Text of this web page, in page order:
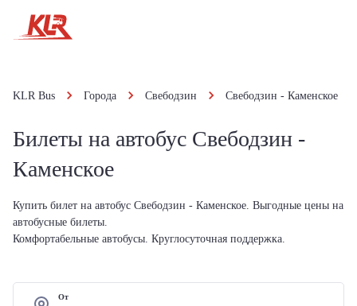
KLR Bus Города Свебодзин Свебодзин - Каменское
Билеты на автобус Свебодзин -
Каменское
Купить билет на автобус Свебодзин - Каменское. Выгодные цены на
автобусные билеты.
Комфортабельные автобусы. Круглосуточная поддержка.
От